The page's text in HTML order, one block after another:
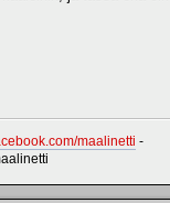
maalinetti -